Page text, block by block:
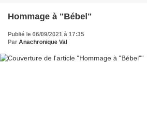
Hommage à "Bébel"
Publié le 06/09/2021 à 17:35
Par Anachronique Val